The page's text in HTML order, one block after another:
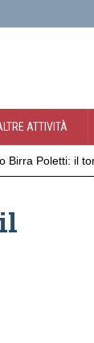
ATTIVITÀ
Birra Poletti: il